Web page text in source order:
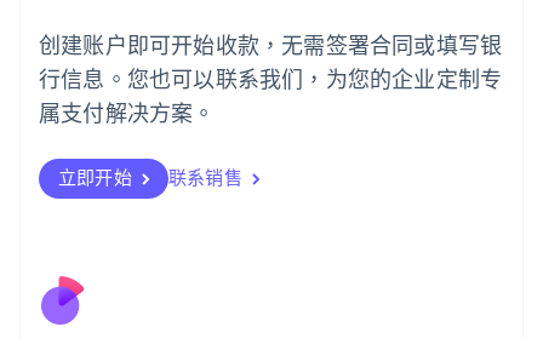
创建账户即可开始收款，无需签署合同或填写银
行信息。您也可以联系我们，为您的企业定制专
属支付解决方案。
立即开始 联系销售
English
葡萄牙
PortuguêsEnglish
日本
瑞典
Svenska English
瑞士
English
斯洛伐克